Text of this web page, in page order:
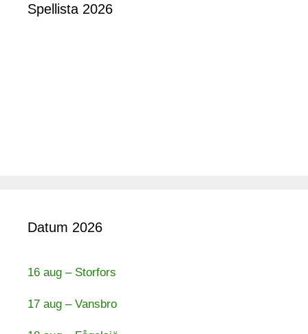
Spellista 2026
Datum 2026
16 aug – Storfors
17 aug – Vansbro